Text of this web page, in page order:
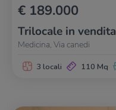
€ 189.000
Trilocale in vendita
Medicina, Via canedi
3 locali 110 Mq